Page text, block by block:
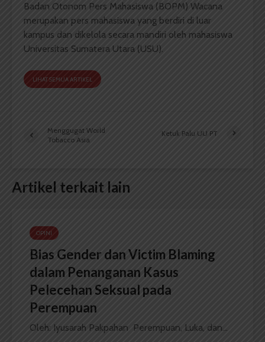
Badan Otonom Pers Mahasiswa (BOPM) Wacana
merupakan pers mahasiswa yang berdiri di luar
kampus dan dikelola secara mandiri oleh mahasiswa
Universitas Sumatera Utara (USU).
LIHAT SEMUA ARTIKEL
Menggugat World
Tobacco Asia
Ketuk Palu UU PT
Artikel terkait lain
OPINI
Bias Gender dan Victim Blaming
dalam Penanganan Kasus
Pelecehan Seksual pada
Perempuan
Oleh: Iyusarah Pakpahan Perempuan, Luka, dan...